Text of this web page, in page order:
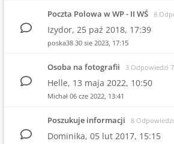
Poczta Polowa w WP - II WŚ 8
Izydor, 25 paź 2018, 17:39
poska38 30 sie 2023, 17:15
Osoba na fotografii 3 Odpowiedzi
Helle, 13 maja 2022, 10:50
Michał 06 cze 2022, 13:41
Poszukuje informacji 8
Dominika, 05 lut 2017, 15:15